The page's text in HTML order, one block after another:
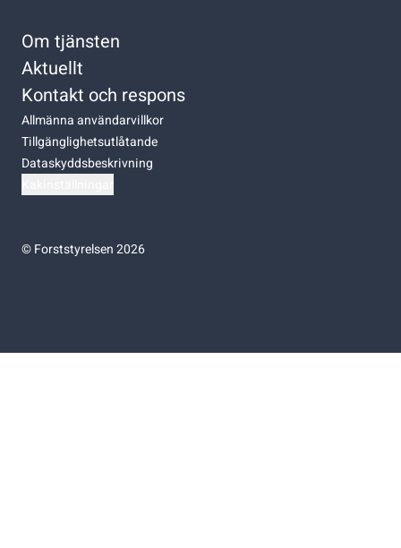
Om tjänsten
Aktuellt
Kontakt och respons
Allmänna användarvillkor
Tillgänglighetsutlåtande
Dataskyddsbeskrivning
©Forststyrelsen 2026